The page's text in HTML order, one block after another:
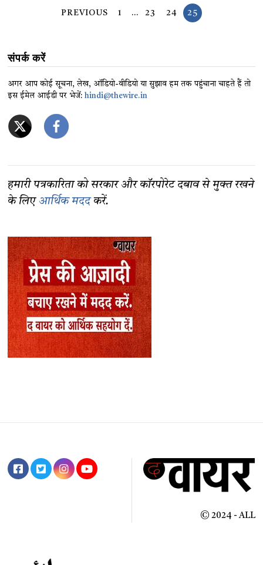
PREVIOUS 1 … 23 24 25
संपर्क करें
अगर आप कोई सूचना, लेख, ऑडियो-वीडियो या सुझाव हम तक पहुंचाना चाहते हैं तो
इस ईमेल आईडी पर भेजें:hindi@thewire.in
हमारी पत्रकारिता को सरकार और कॉरपोरेट दबाव से मुक्त रखने
के लिए आर्थिक मददकरें.
© 2024 - ALL